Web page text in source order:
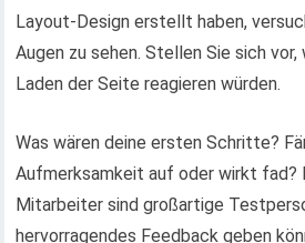
Layout-Design erstellt haben,
Augen zu sehen. Stellen Sie sich vor,
Laden der Seite reagieren würden.
Was wären deine ersten Schritte?
Aufmerksamkeit auf oder wirkt fad?
Mitarbeiter sind großartige
hervorragendes Feedback geben